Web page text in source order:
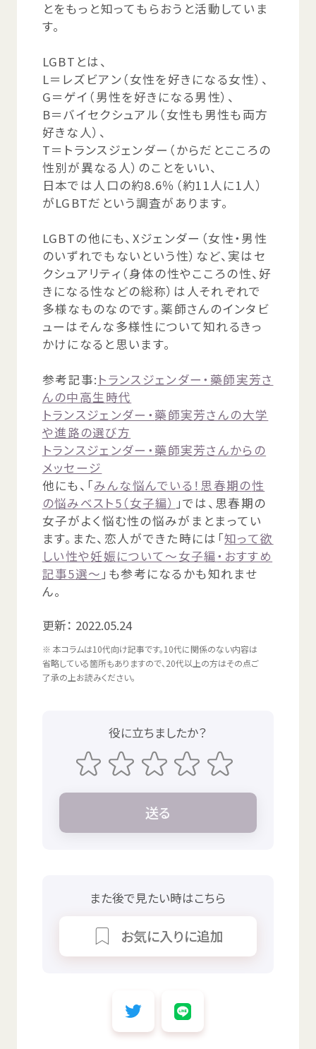
とをもっと知ってもらおうと活動 していま
す。
LGBTとは、
L＝レズビアン（女性を好きになる女性）、
G＝ゲイ（男性を好きになる男性）、
B＝バイセクシュアル（女性も男性も両方
好きな 人）、
T＝トランスジェンダー（からだとこころの
性別が異なる 人）のことをいい、
日本では 人口の約8.6％（約11 人 に1人 ）
がLGBTだという調査があります。
LGBTの他にも、Xジェンダー（女性・ 男性
のいずれでもないという性）など、 実はセ
クシュアリティ（身体の性やこころの性、 好
きになる性などの総称）は 人それぞれで
多様なものなのです。 薬師さんのインタビ
ューはそんな多様性 について知れるきっ
かけになると思います。
参考記事: トランスジェンダー・ 藥師実芳さ
んの中高生 時代
トランスジェンダー・ 藥師実芳さんの大学
や進路の選び方
トランスジェンダー・ 藥師実芳さんからの
メッセージ
他にも、「みんな悩んでいる！ 思春期の性
の悩みベスト5（女子編） 」では、 思春期の
女子がよく悩む性の悩みがまとまってい
ます。また、 恋人 ができた時には「知って欲
しい性や妊娠について～女子編・おすすめ
記事5選～ 」も参考になるかも知れませ
ん。
更新： 2022.05.24
※ 本コラムは10代向け記事です。10代に関係のない内容は
省略している箇所もありますので、 20代以上の方はその点ご
了承の 上お読みください。
役に立ちましたか？
送る
また後で 見たい時はこちら
お気に入りに追加